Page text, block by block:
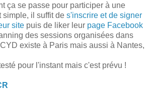
ça se passe pour participer à une
simple, il suffit de s'inscrire et de signer
site puis de liker leur page Facebook
des sessions organisées dans
existe à Paris mais aussi à Nantes,
pour l'instant mais c'est prévu !